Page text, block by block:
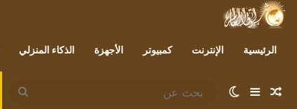
الرئيسية الإنترنت كمبيوتر الأجهزة الذكاء المنزلي
مقال عشوائي
إضافة عمود جانبي
الوضع المظلم
بحث